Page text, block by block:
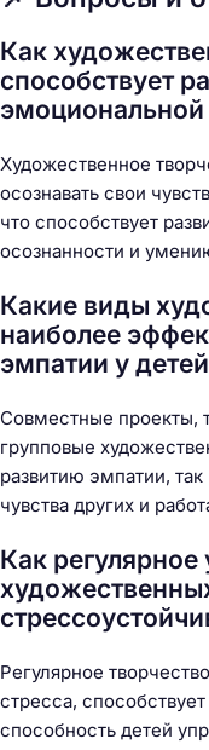
Как
способствует
эмоциональной
Художественное
осознавать свои
что способствует
осознанности и
Какие виды
наиболее
эмпатии у
Совместные проекты,
групповые
развитию эмпатии,
чувства других и
Как регулярное
Регулярное
стресса,
способность детей